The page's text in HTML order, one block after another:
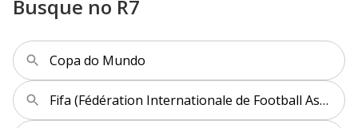
Busque no R7
Copa do Mundo
Fifa (Fédération Internationale de Football Association)